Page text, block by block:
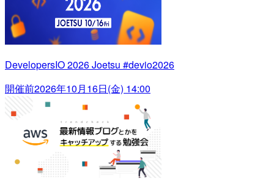
DevelopersIO 2026 Joetsu #devio2026
開催前2026年10月16日(金) 14:00